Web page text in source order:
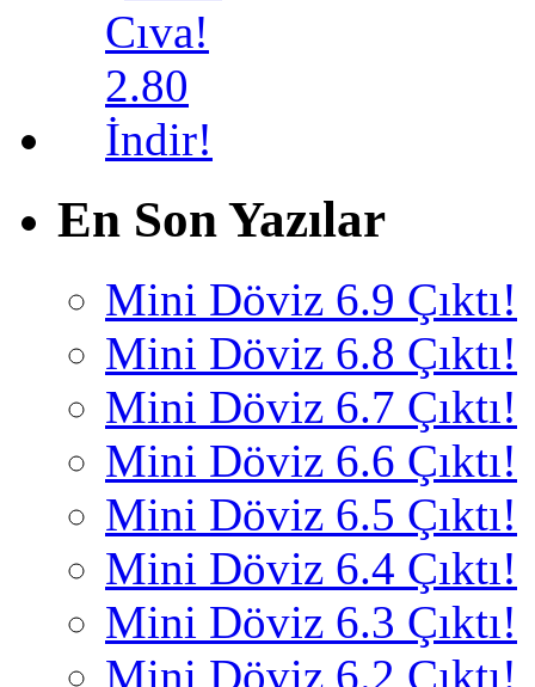
En Son Yazılar
Mini Döviz 6.9 Çıktı!
Mini Döviz 6.8 Çıktı!
Mini Döviz 6.7 Çıktı!
Mini Döviz 6.6 Çıktı!
Mini Döviz 6.5 Çıktı!
Mini Döviz 6.4 Çıktı!
Mini Döviz 6.3 Çıktı!
Mini Döviz 6.2 Çıktı!